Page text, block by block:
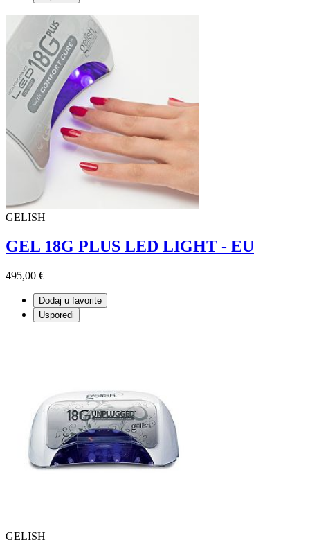
GELISH
GEL 18G PLUS LED LIGHT - EU
495,00 €
Dodaj u favorite
Usporedi
GELISH